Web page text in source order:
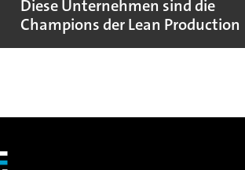
Diese Unternehmen sind die
Champions der Lean Production